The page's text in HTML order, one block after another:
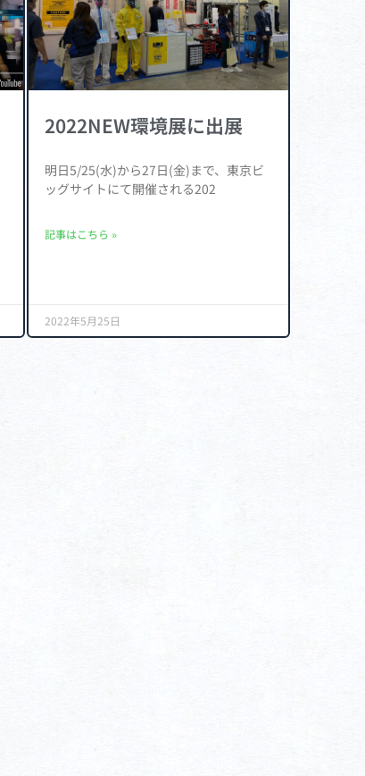
2022NEW環境展に出展
明日5/25(水)から27日(金)まで、東京ビ
ッグサイトにて開催される202
記事はこちら »
2022年5月25日